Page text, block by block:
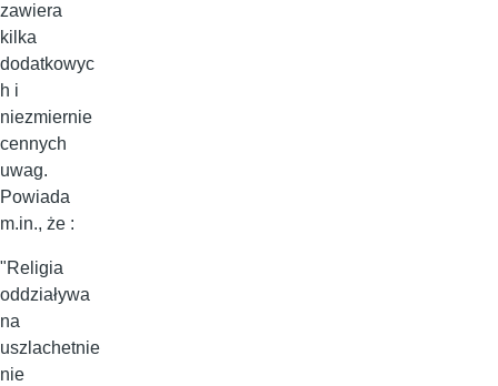
zawiera
kilka
dodatkowyc
h i
niezmiernie
cennych
uwag.
Powiada
m.in., że :
"Religia
oddziaływa
na
uszlachetnie
nie